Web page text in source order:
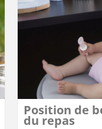
Position de
du repas